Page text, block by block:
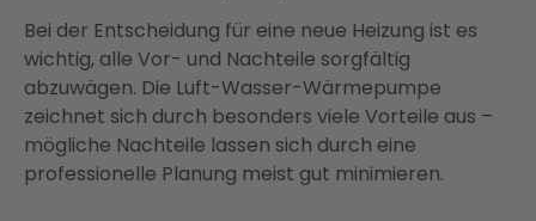
Bei der Entscheidung für eine neue Heizung ist es
wichtig, alle Vor- und Nachteile sorgfältig
abzuwägen. Die Luft-Wasser-Wärmepumpe
zeichnet sich durch besonders viele Vorteile aus –
mögliche Nachteile lassen sich durch eine
professionelle Planung meist gut minimieren.